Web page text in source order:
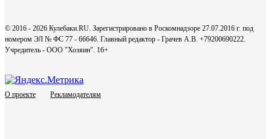
© 2016 - 2026 Кулебаки.RU. Зарегистрировано в Роскомнадзоре 27.07.2016 г. под
номером ЭЛ № ФС 77 - 66646. Главный редактор - Грачев А.В. +79200690222.
Учредитель - ООО "Хозяин". 16+
О проекте Рекламодателям